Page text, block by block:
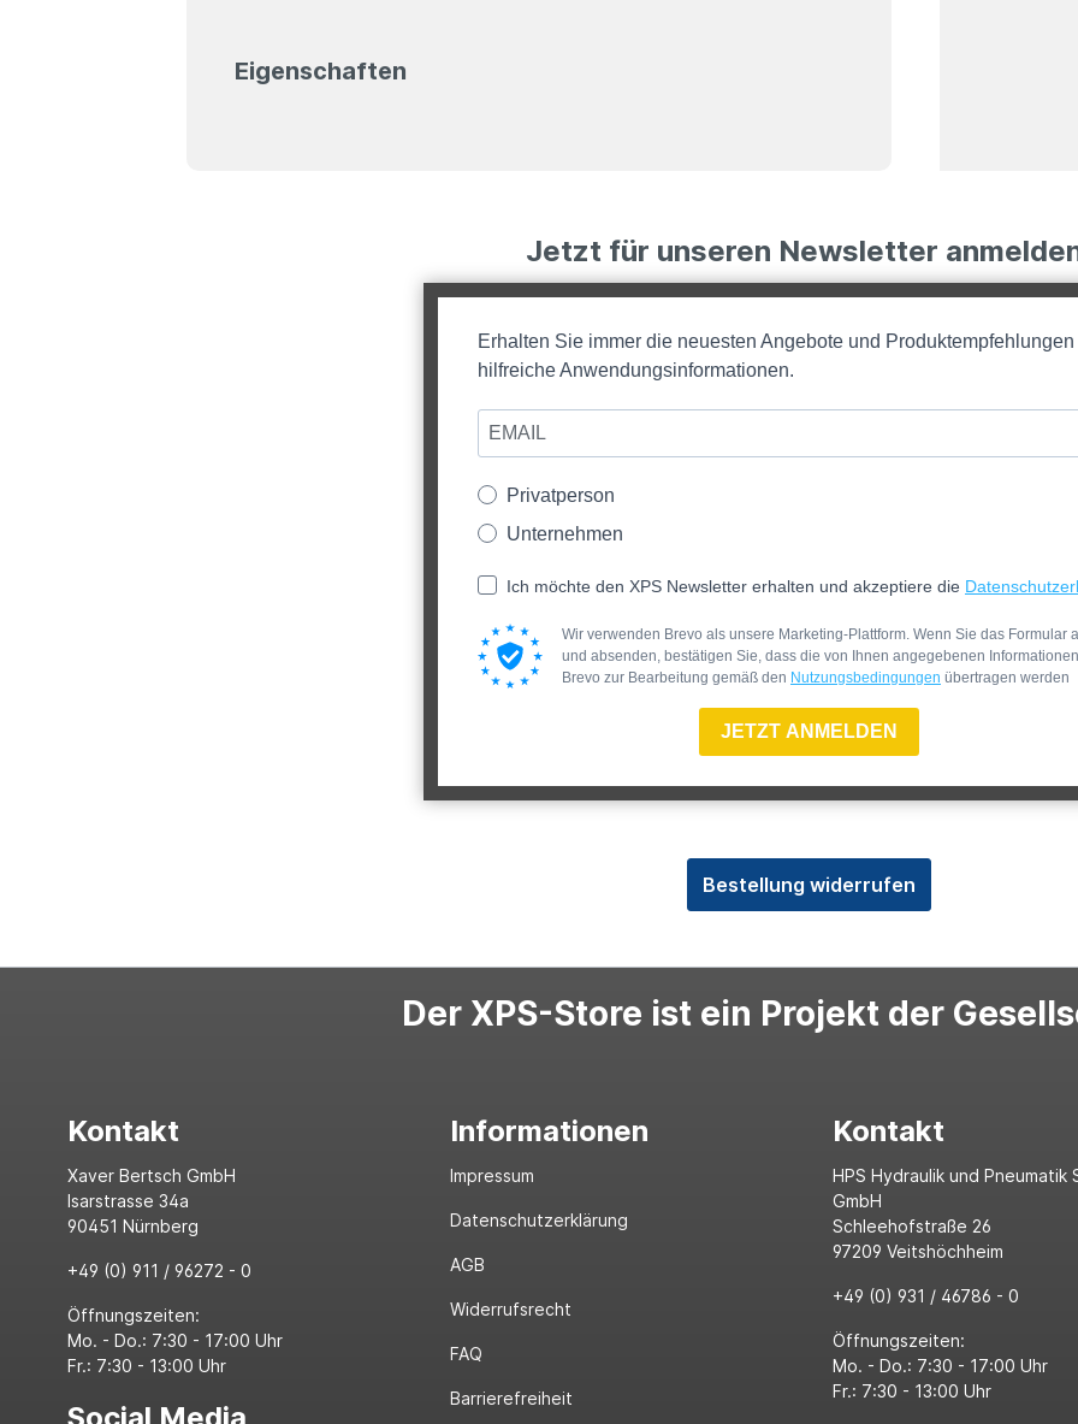
Eigenschaften
Jetzt für unseren Newsletter
Erhalten Sie immer die neuesten Angebote und
hilfreiche Anwendungsinformationen.
Privatperson
Unternehmen
Ich möchte den XPS Newsletter erhalten und akzeptiere die
Wir verwenden Brevo als unsere Marketing-Plattform. Wenn Sie das Formular
und absenden, bestätigen Sie, dass die von Ihnen angegebenen
Brevo zur Bearbeitung gemäß den Nutzungsbedingungen übertragen werden
JETZT ANMELDEN
Bestellung widerrufen
Der XPS-Store ist ein Projekt der
Kontakt
Xaver Bertsch GmbH
Isarstrasse 34a
90451 Nürnberg
+49 (0) 911 / 96272 - 0
Öffnungszeiten:
Mo. - Do.: 7:30 - 17:00 Uhr
Fr.: 7:30 - 13:00 Uhr
Informationen
Impressum
Datenschutzerklärung
AGB
Widerrufsrecht
FAQ
Barrierefreiheit
Kontakt
HPS Hydraulik und Pneumatik
GmbH
Schleehofstraße 26
97209 Veitshöchheim
+49 (0) 931 / 46786 - 0
Öffnungszeiten:
Mo. - Do.: 7:30 - 17:00 Uhr
Fr.: 7:30 - 13:00 Uhr